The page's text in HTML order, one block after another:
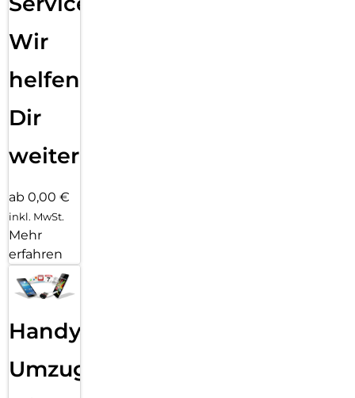
Wir
helfen
Dir
weiter
ab 0,00 €
inkl. MwSt.
Mehr
erfahren
Handy
Umzug